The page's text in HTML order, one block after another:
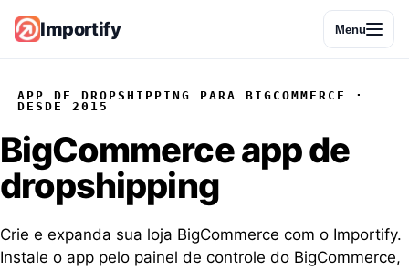
Importify Menu
APP DE DROPSHIPPING PARA BIGCOMMERCE ·
DESDE 2015
BigCommerceapp de
dropshipping
Crie e expanda sua loja BigCommerce com o Importify.
Instale o app pelo painel de controle do BigCommerce,